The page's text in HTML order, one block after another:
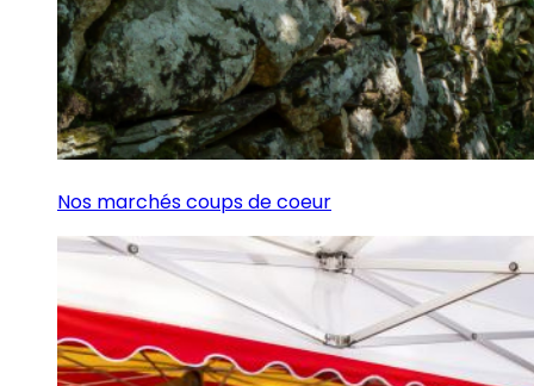
Nos marchés coups de coeur